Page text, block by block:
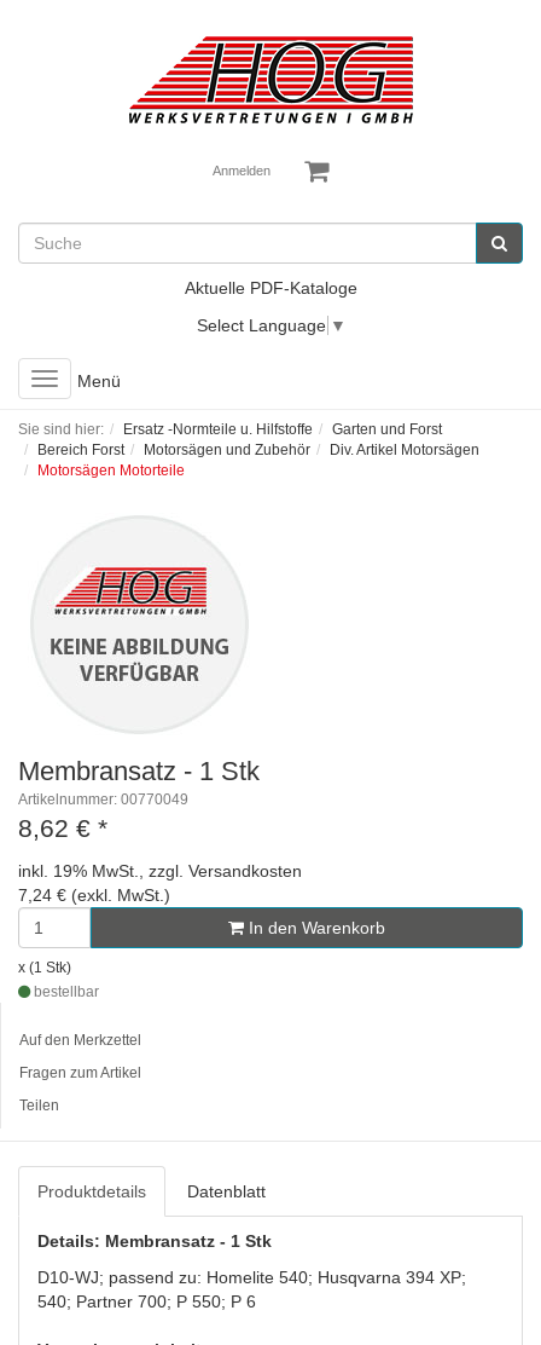
Anmelden
Aktuelle PDF-Kataloge
Select Language ▼
Toggle
navigation
Menü
Sie sind hier: Ersatz -Normteile u. Hilfstoffe
Garten und Forst
Bereich Forst
Motorsägen und Zubehör
Div. Artikel Motorsägen
Motorsägen Motorteile
Membransatz - 1 Stk
Artikelnummer: 00770049
8,62 € *
inkl. 19% MwSt., zzgl. Versandkosten
7,24 € (exkl. MwSt.)
In den Warenkorb
x (1 Stk)
bestellbar
Auf den Merkzettel
Fragen zum Artikel
Teilen
Produktdetails Datenblatt
Details: Membransatz - 1 Stk
D10-WJ; passend zu: Homelite 540; Husqvarna 394 XP;
540; Partner 700; P 550; P 6